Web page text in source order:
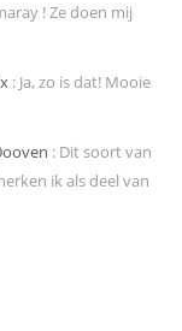
! Ze doen mij
: Ja, zo is dat! Mooie
: Dit soort van
ik als deel van